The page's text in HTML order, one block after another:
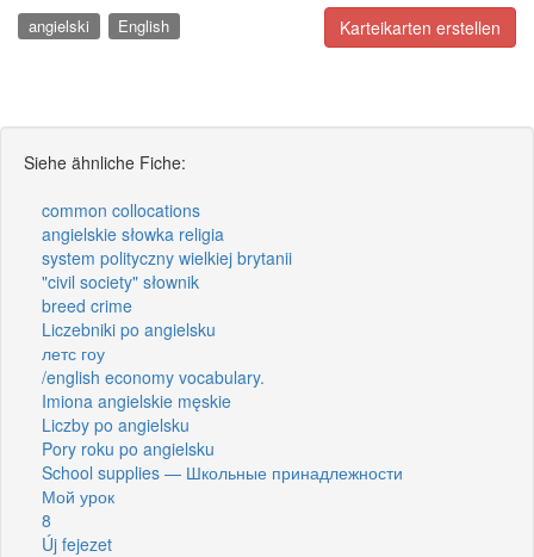
Karteikarten erstellen
angielski English
Siehe ähnliche Fiche:
common collocations
angielskie słowka religia
system polityczny wielkiej brytanii
"civil society" słownik
breed crime
Liczebniki po angielsku
летс гоу
/english economy vocabulary.
Imiona angielskie męskie
Liczby po angielsku
Pory roku po angielsku
School supplies — Школьные принадлежности
Мой урок
8
Új fejezet